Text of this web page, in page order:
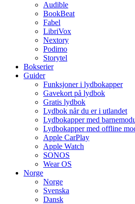
Audible
BookBeat
Fabel
LibriVox
Nextory
Podimo
Storytel
Bokserier
Guider
Funksjoner i lydbokapper
Gavekort på lydbok
Gratis lydbok
Lydbok når du er i utlandet
Lydbokapper med
Lydbokapper med offline
Apple CarPlay
Apple Watch
SONOS
Wear OS
Norge
Norge
Svenska
Dansk